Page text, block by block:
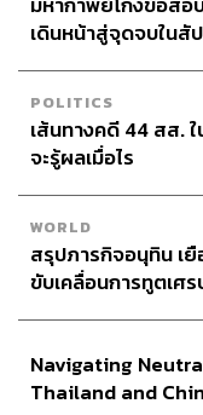
เดินหน้าสู่จุดจบในสั
POLITICS
เส้นทางคดี 44 สส.
จะรู้ผลเมื่อไร
WORLD
สรุปภารกิจอนุทิน เยื
ขับเคลื่อนการทูตเศ
Navigating
Thailand and